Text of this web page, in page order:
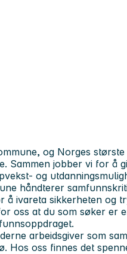
og Norges største
Sammen jobber vi for å
og
håndterer
ivareta sikkerheten og
oss at du som søker er
arbeidsgiver som
Hos oss finnes det